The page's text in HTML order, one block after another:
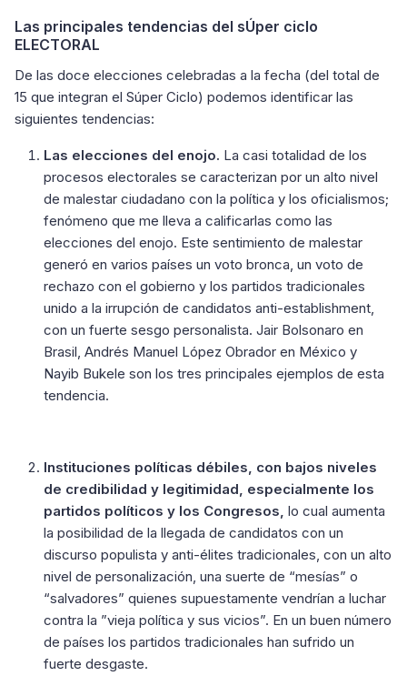
Las principales tendencias del sÚper ciclo
ELECTORAL
De las doce elecciones celebradas a la fecha (del total de
15 que integran el Súper Ciclo) podemos identificar las
siguientes tendencias:
Las elecciones del enojo. La casi totalidad de los
procesos electorales se caracterizan por un alto nivel
de malestar ciudadano con la política y los oficialismos;
fenómeno que me lleva a calificarlas como las
elecciones del enojo. Este sentimiento de malestar
generó en varios países un voto bronca, un voto de
rechazo con el gobierno y los partidos tradicionales
unido a la irrupción de candidatos anti-establishment,
con un fuerte sesgo personalista. Jair Bolsonaro en
Brasil, Andrés Manuel López Obrador en México y
Nayib Bukele son los tres principales ejemplos de esta
tendencia.
Instituciones políticas débiles, con bajos niveles
de credibilidad y legitimidad, especialmente los
partidos políticos y los Congresos, lo cual aumenta
la posibilidad de la llegada de candidatos con un
discurso populista y anti-élites tradicionales, con un alto
nivel de personalización, una suerte de “mesías” o
“salvadores” quienes supuestamente vendrían a luchar
contra la ”vieja política y sus vicios”. En un buen número
de países los partidos tradicionales han sufrido un
fuerte desgaste.